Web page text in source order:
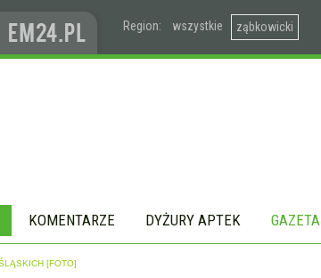
Region: wszystkie ząbkowicki
KOMENTARZE DYŻURY APTEK GAZETA
[FOTO]